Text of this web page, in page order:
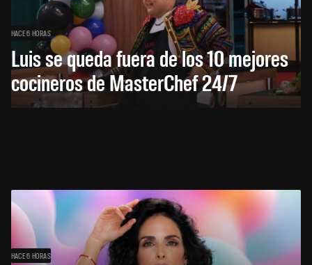
HACE 6 HORAS
Luis se queda fuera de los 10 mejores
cocineros de MasterChef 24/7
HACE 6 HORAS